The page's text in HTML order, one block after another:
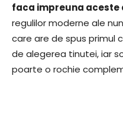
faca impreuna
regulilor moderne ale
care are de spus primul
de alegerea tinutei, iar
poarte o rochie